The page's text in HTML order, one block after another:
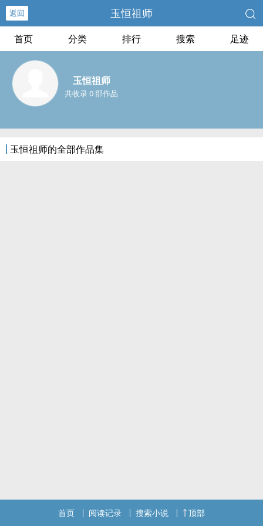
返回 玉恒祖师
首页 分类 排行 搜索 足迹
玉恒祖师
共收录 0 部作品
玉恒祖师的全部作品集
首页 阅读记录 搜索小说 顶部